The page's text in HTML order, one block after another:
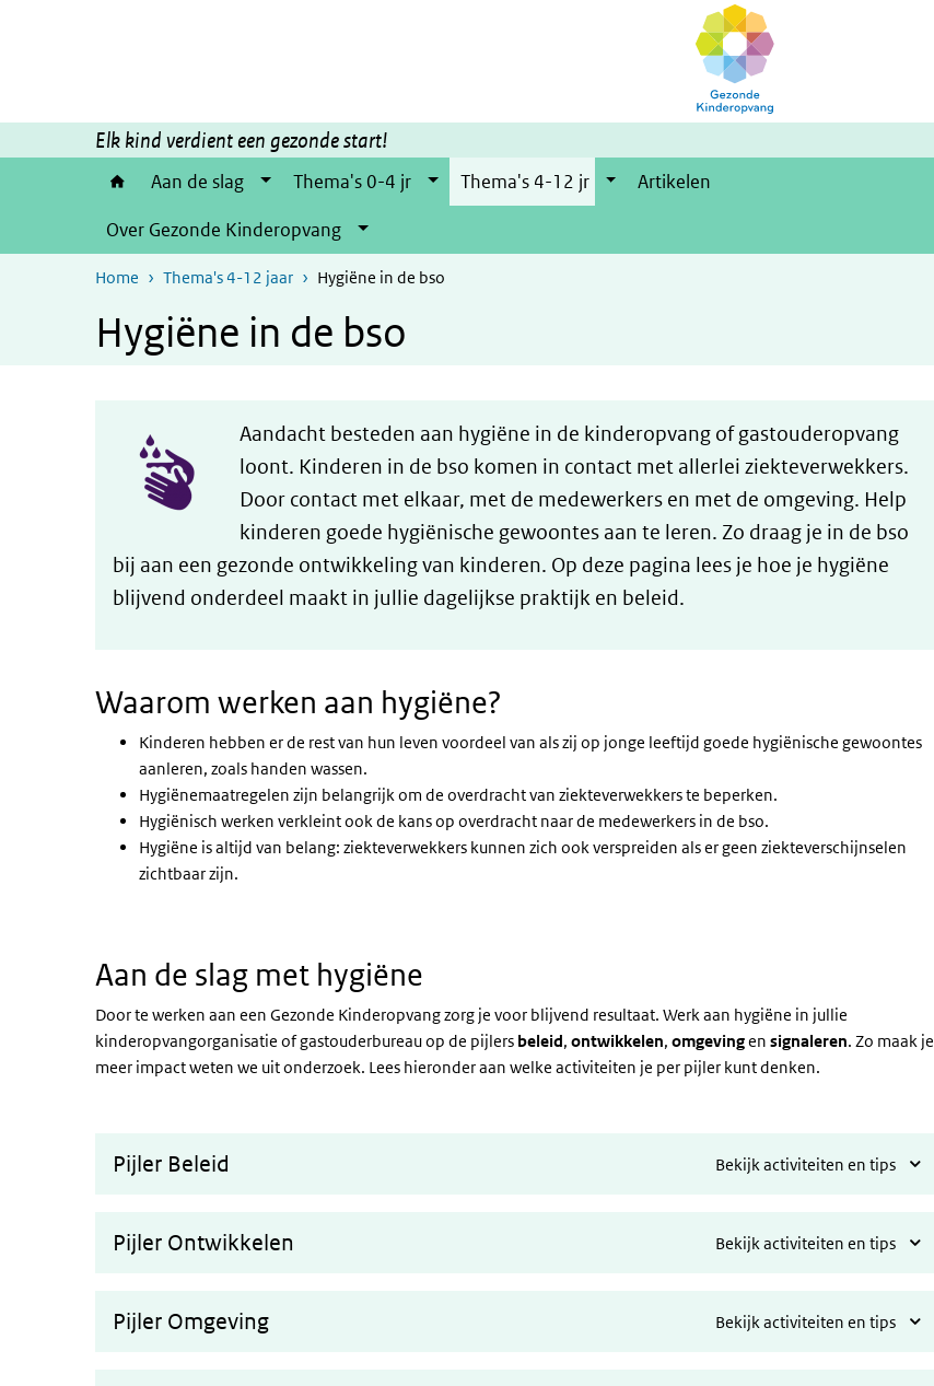
Elk kind verdient een gezonde start!
Aan de slag Thema's 0-4 jr Thema's 4-12 jr
Artikelen
Over Gezonde Kinderopvang
Home Thema's 4-12 jaar Hygiëne in de bso
Hygiëne in de bso
Aandacht besteden aan hygiëne in de kinderopvang of gastouderopvang
loont. Kinderen in de bso komen in contact met allerlei ziekteverwekkers.
Door contact met elkaar, met de medewerkers en met de omgeving. Help
kinderen goede hygiënische gewoontes aan te leren. Zo draag je in de bso
bij aan een gezonde ontwikkeling van kinderen. Op deze pagina lees je hoe je hygiëne
blijvend onderdeel maakt in jullie dagelijkse praktijk en beleid.
Waarom werken aan hygiëne?
Kinderen hebben er de rest van hun leven voordeel van als zij op jonge leeftijd goede hygiënische gewoontes
aanleren, zoals handen wassen.
Hygiënemaatregelen zijn belangrijk om de overdracht van ziekteverwekkers te beperken.
Hygiënisch werken verkleint ook de kans op overdracht naar de medewerkers in de bso.
Hygiëne is altijd van belang: ziekteverwekkers kunnen zich ook verspreiden als er geen ziekteverschijnselen
zichtbaar zijn.
Aan de slag met hygiëne
Door te werken aan een Gezonde Kinderopvang zorg je voor blijvend resultaat. Werk aan hygiëne in jullie
kinderopvangorganisatie of gastouderbureau op de pijlers beleid, ontwikkelen, omgevingen signaleren. Zo maak je
meer impact weten we uit onderzoek. Lees hieronder aan welke activiteiten je per pijler kunt denken.
Pijler Beleid Bekijk activiteiten en tips
Pijler Ontwikkelen Bekijk activiteiten en tips
Pijler Omgeving Bekijk activiteiten en tips